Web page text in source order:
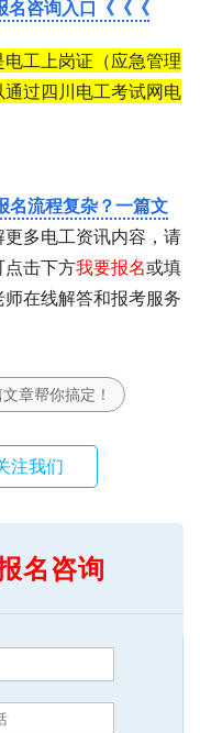
名咨询入口《《《
工上岗证（应急管理
过四川电工考试网电
名流程复杂？一篇文
多电工资讯内容，请
点击下方我要报名或填
在线解答和报考服务
章帮你搞定！
注我们
名咨询